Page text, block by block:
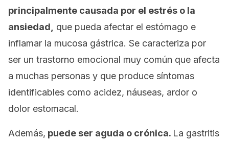
principalmente causada por el estrés o la
ansiedad,
que pueda afectar el estómago e
inflamar la mucosa gástrica. Se caracteriza por
ser un trastorno emocional muy común que afecta
a muchas personas y que produce síntomas
identificables como acidez, náuseas, ardor o
dolor estomacal.
Además, puede ser aguda o crónica. La gastritis